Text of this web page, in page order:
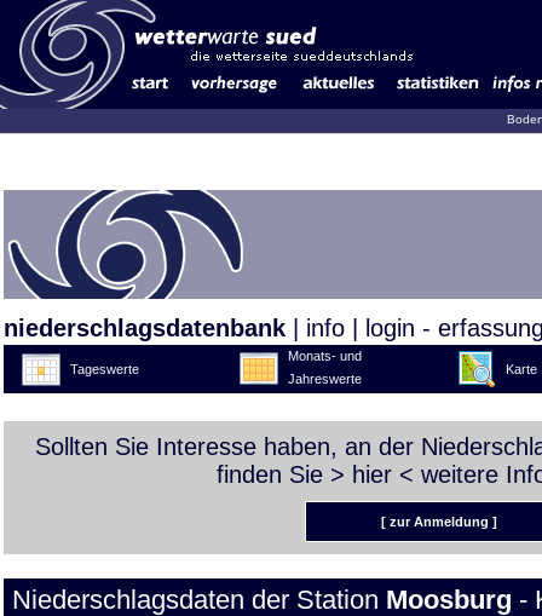
niederschlagsdatenbank info login -
Tageswerte
Monats- und
Jahreswerte
Karte
Sollten Sie Interesse haben, an der
finden Sie > hier < weitere
[ zur Anmeldung ]
Niederschlagsdaten der Station Moosburg -